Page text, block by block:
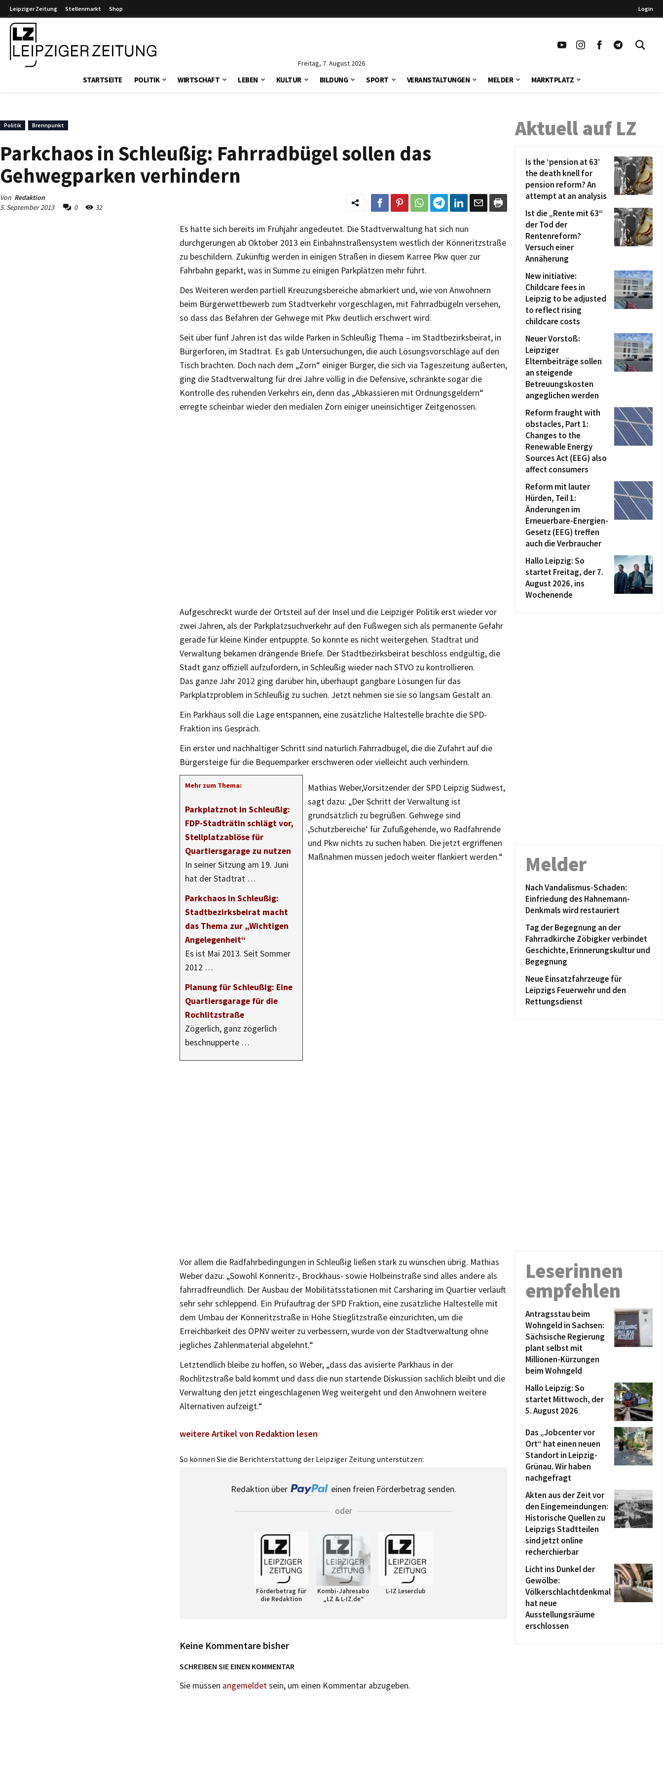
Leipziger Zeitung Stellenmarkt Shop Login
Freitag, 7. August 2026
STARTSEITE POLITIK WIRTSCHAFT LEBEN KULTUR BILDUNG SPORT VERANSTALTUNGEN MELDER MARKTPLATZ
Politik Brennpunkt
Parkchaos in Schleußig: Fahrradbügel sollen das
Gehwegparken verhindern
Von Redaktion
5. September 2013
0 32
Es hatte sich bereits im Frühjahr angedeutet. Die Stadtverwaltung hat sich nun
durchgerungen ab Oktober 2013 ein Einbahnstraßensystem westlich der Könneritzstraße
zu beschildern. Zukünftig werden in einigen Straßen in diesem Karree Pkw quer zur
Fahrbahn geparkt, was in Summe zu einigen Parkplätzen mehr führt.
Des Weiteren werden partiell Kreuzungsbereiche abmarkiert und, wie von Anwohnern
beim Bürgerwettbewerb zum Stadtverkehr vorgeschlagen, mit Fahrradbügeln versehen,
so dass das Befahren der Gehwege mit Pkw deutlich erschwert wird.
Seit über fünf Jahren ist das wilde Parken in Schleußig Thema – im Stadtbezirksbeirat, in
Bürgerforen, im Stadtrat. Es gab Untersuchungen, die auch Lösungsvorschläge auf den
Tisch brachten. Doch nach dem „Zorn“ einiger Bürger, die sich via Tageszeitung äußerten,
ging die Stadtverwaltung für drei Jahre völlig in die Defensive, schränkte sogar die
Kontrolle des ruhenden Verkehrs ein, denn das „Abkassieren mit Ordnungsgeldern“
erregte scheinbar wieder den medialen Zorn einiger uneinsichtiger Zeitgenossen.
Aufgeschreckt wurde der Ortsteil auf der Insel und die Leipziger Politik erst wieder vor
zwei Jahren, als der Parkplatzsuchverkehr auf den Fußwegen sich als permanente Gefahr
gerade für kleine Kinder entpuppte. So konnte es nicht weitergehen. Stadtrat und
Verwaltung bekamen drängende Briefe. Der Stadtbezirksbeirat beschloss endgültig, die
Stadt ganz offiziell aufzufordern, in Schleußig wieder nach STVO zu kontrollieren.
Das ganze Jahr 2012 ging darüber hin, überhaupt gangbare Lösungen für das
Parkplatzproblem in Schleußig zu suchen. Jetzt nehmen sie sie so langsam Gestalt an.
Ein Parkhaus soll die Lage entspannen, eine zusätzliche Haltestelle brachte die SPD-
Fraktion ins Gespräch.
Ein erster und nachhaltiger Schritt sind natürlich Fahrradbügel, die die Zufahrt auf die
Bürgersteige für die Bequemparker erschweren oder vielleicht auch verhindern.
Mehr zum Thema:
Parkplatznot in Schleußig:
FDP-Stadträtin schlägt vor,
Stellplatzablöse für
Quartiersgarage zu nutzen
In seiner Sitzung am 19. Juni
hat der Stadtrat …
Parkchaos in Schleußig:
Stadtbezirksbeirat macht
das Thema zur „Wichtigen
Angelegenheit“
Es ist Mai 2013. Seit Sommer
2012 …
Planung für Schleußig: Eine
Quartiersgarage für die
Rochlitzstraße
Zögerlich, ganz zögerlich
beschnupperte …
Mathias Weber,Vorsitzender der SPD Leipzig Südwest,
sagt dazu: „Der Schritt der Verwaltung ist
grundsätzlich zu begrüßen. Gehwege sind
‚Schutzbereiche‘ für Zufußgehende, wo Radfahrende
und Pkw nichts zu suchen haben. Die jetzt ergriffenen
Maßnahmen müssen jedoch weiter flankiert werden.“
Vor allem die Radfahrbedingungen in Schleußig ließen stark zu wünschen übrig. Mathias
Weber dazu: „Sowohl Könneritz-, Brockhaus- sowie Holbeinstraße sind alles andere als
fahrradfreundlich. Der Ausbau der Mobilitätsstationen mit Carsharing im Quartier verläuft
sehr sehr schleppend. Ein Prüfauftrag der SPD Fraktion, eine zusätzliche Haltestelle mit
dem Umbau der Könneritzstraße in Höhe Stieglitzstraße einzurichten, um die
Erreichbarkeit des ÖPNV weiter zu verbessern, wurde von der Stadtverwaltung ohne
jegliches Zahlenmaterial abgelehnt.“
Letztendlich bleibe zu hoffen, so Weber, „dass das avisierte Parkhaus in der
Rochlitzstraße bald kommt und dass die nun startende Diskussion sachlich bleibt und die
Verwaltung den jetzt eingeschlagenen Weg weitergeht und den Anwohnern weitere
Alternativen aufzeigt.“
weitere Artikel von Redaktion lesen
So können Sie die Berichterstattung der Leipziger Zeitung unterstützen:
Redaktion über
einen freien Förderbetrag senden.
oder
Förderbetrag für
die Redaktion
Kombi-Jahresabo
„LZ & L-IZ.de“
L-IZ Leserclub
Keine Kommentare bisher
SCHREIBEN SIE EINEN KOMMENTAR
Sie müssen angemeldetsein, um einen Kommentar abzugeben.
Aktuell auf LZ
Is the ‘pension at 63’
the death knell for
pension reform? An
attempt at an analysis
Ist die „Rente mit 63“
der Tod der
Rentenreform?
Versuch einer
Annäherung
New initiative:
Childcare fees in
Leipzig to be adjusted
to reflect rising
childcare costs
Neuer Vorstoß:
Leipziger
Elternbeiträge sollen
an steigende
Betreuungskosten
angeglichen werden
Reform fraught with
obstacles, Part 1:
Changes to the
Renewable Energy
Sources Act (EEG) also
affect consumers
Reform mit lauter
Hürden, Teil 1:
Änderungen im
Erneuerbare-Energien-
Gesetz (EEG) treffen
auch die Verbraucher
Hallo Leipzig: So
startet Freitag, der 7.
August 2026, ins
Wochenende
Melder
Nach Vandalismus-Schaden:
Einfriedung des Hahnemann-
Denkmals wird restauriert
Tag der Begegnung an der
Fahrradkirche Zöbigker verbindet
Geschichte, Erinnerungskultur und
Begegnung
Neue Einsatzfahrzeuge für
Leipzigs Feuerwehr und den
Rettungsdienst
Leserinnen
empfehlen
Antragsstau beim
Wohngeld in Sachsen:
Sächsische Regierung
plant selbst mit
Millionen-Kürzungen
beim Wohngeld
Hallo Leipzig: So
startet Mittwoch, der
5. August 2026
Das „Jobcenter vor
Ort“ hat einen neuen
Standort in Leipzig-
Grünau. Wir haben
nachgefragt
Akten aus der Zeit vor
den Eingemeindungen:
Historische Quellen zu
Leipzigs Stadtteilen
sind jetzt online
recherchierbar
Licht ins Dunkel der
Gewölbe:
Völkerschlachtdenkmal
hat neue
Ausstellungsräume
erschlossen